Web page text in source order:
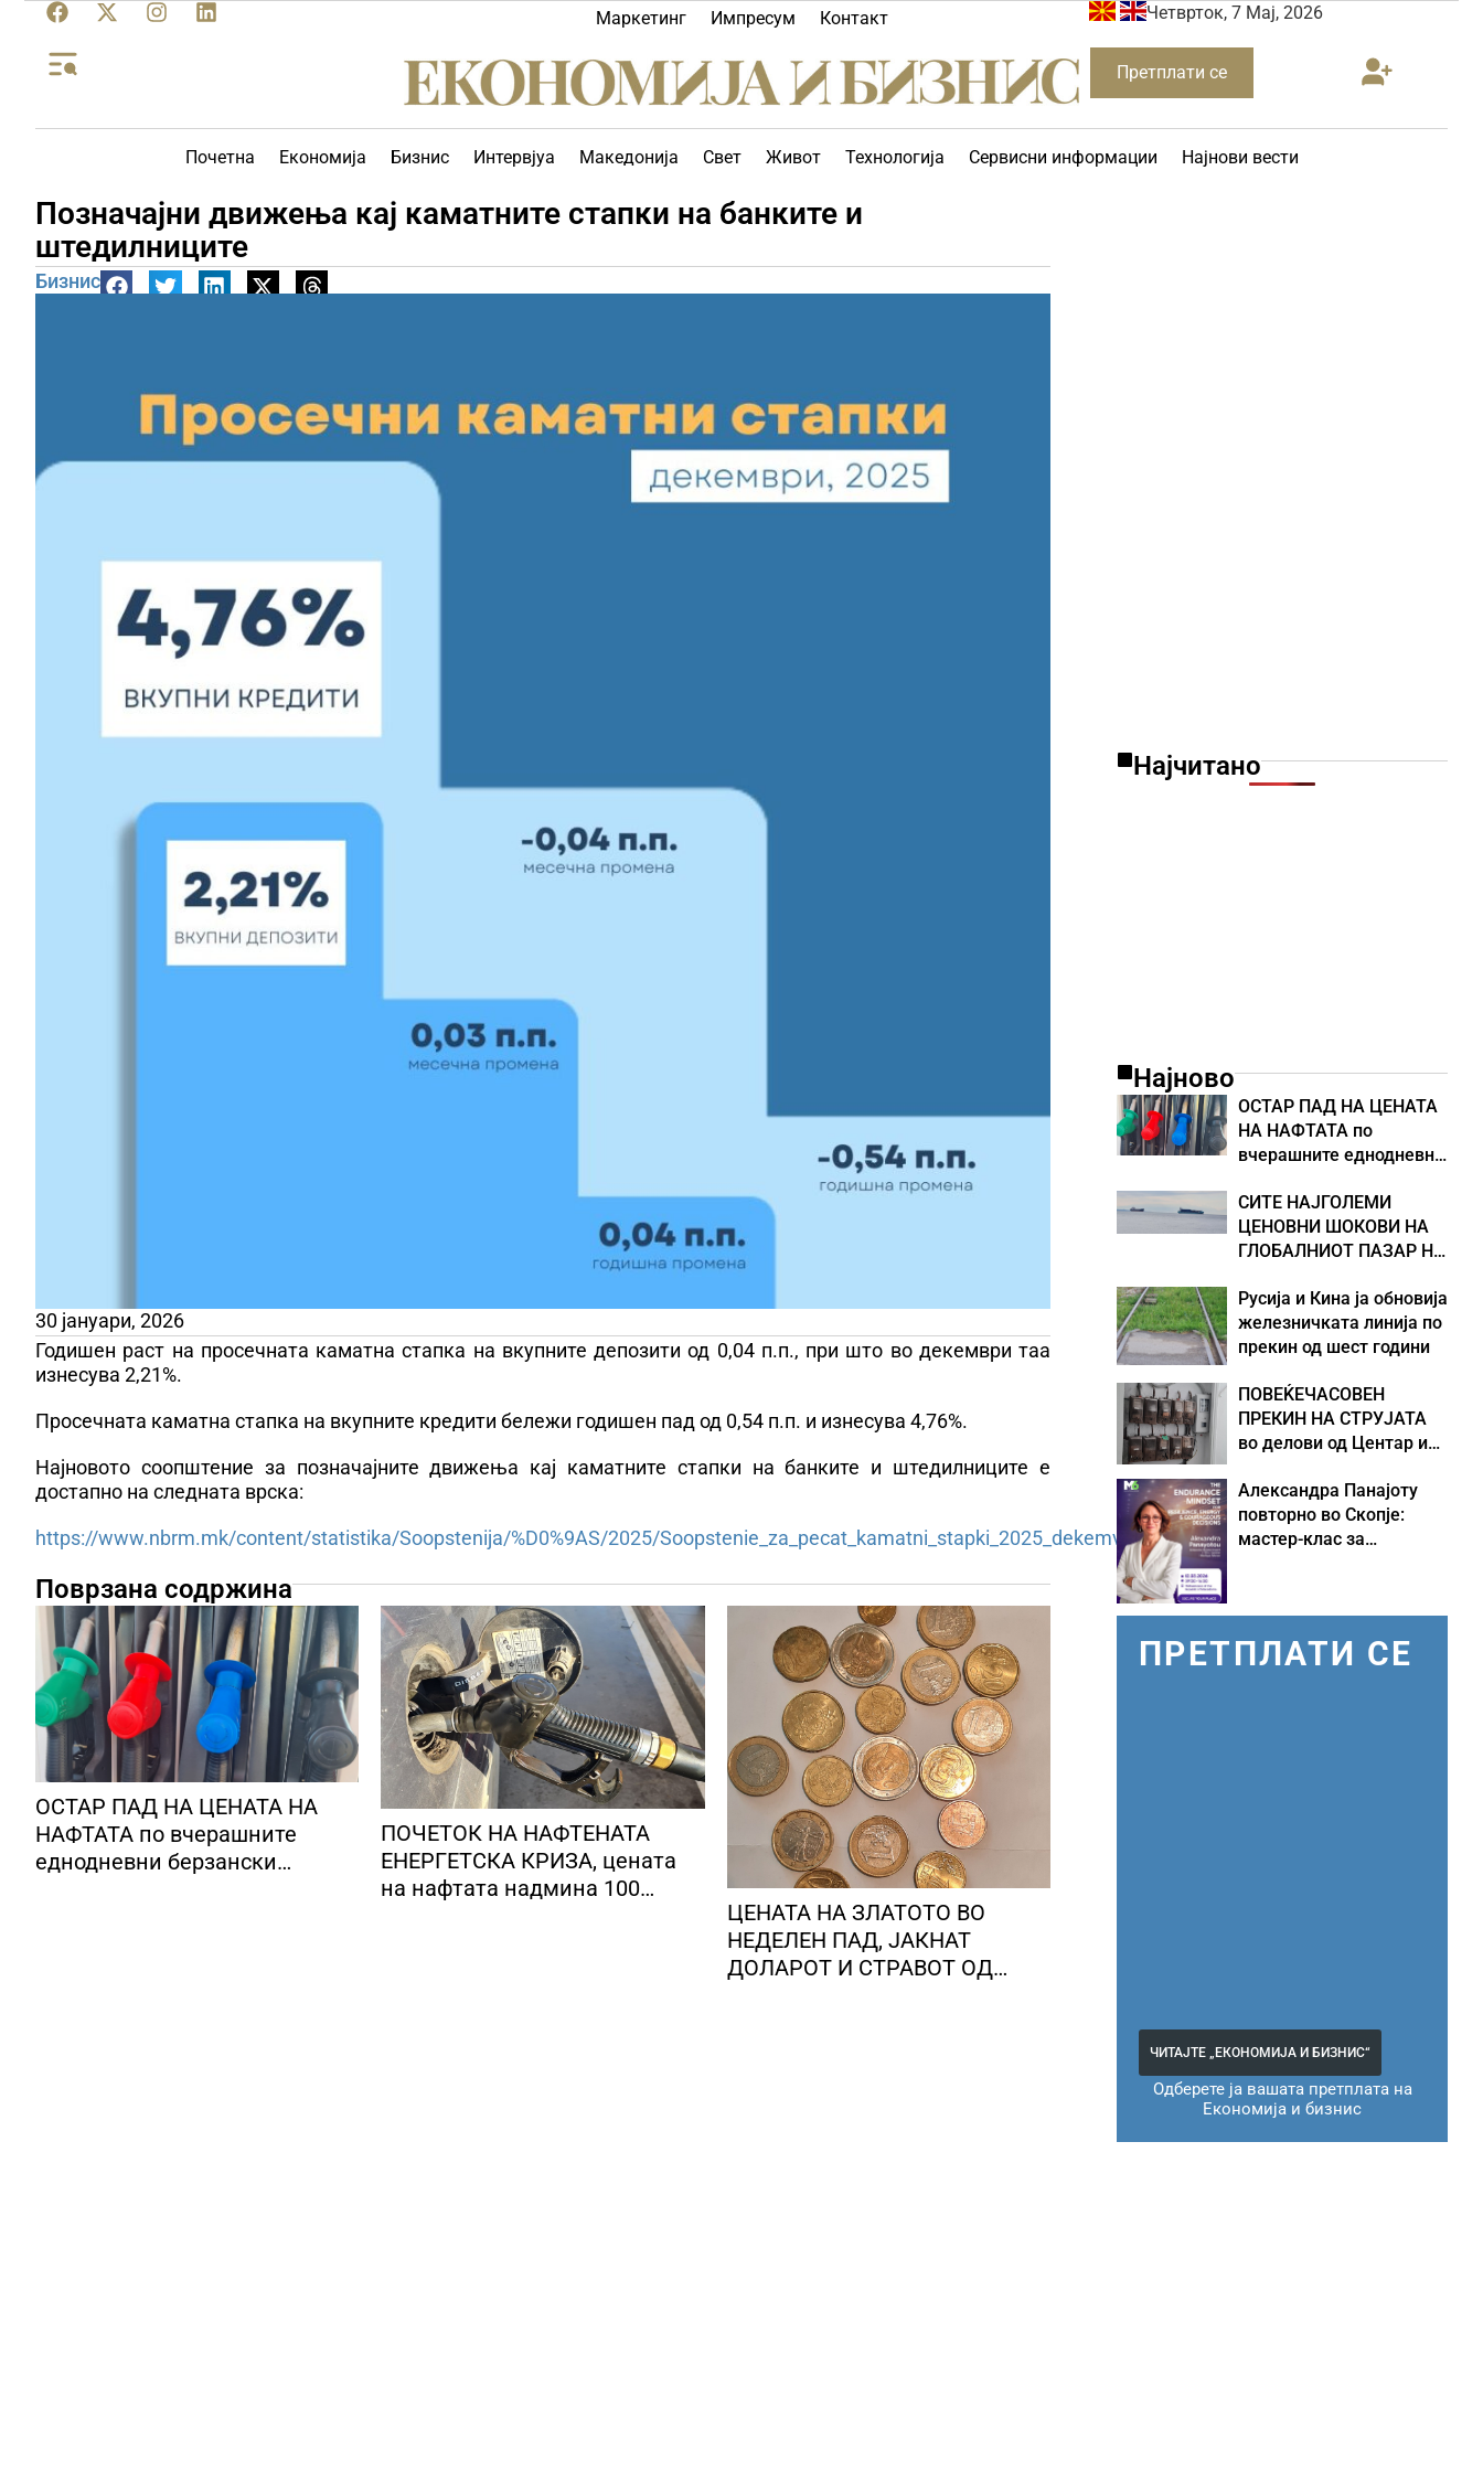
Маркетинг Импресум Контакт Четврток, 7 Мај, 2026
Претплати се
Почетна Економија Бизнис Интервјуа Македонија Свет Живот Технологија Сервисни информации Најнови вести
Позначајни движења кај каматните стапки на банките и
штедилниците
Бизнис
30 јануари, 2026
Годишен раст на просечната каматна стапка на вкупните депозити од 0,04 п.п., при што во декември таа
изнесува 2,21%.
Просечната каматна стапка на вкупните кредити бележи годишен пад од 0,54 п.п. и изнесува 4,76%.
Најновото соопштение за позначајните движења кај каматните стапки на банките и штедилниците е
достапно на следната врска:
https://www.nbrm.mk/content/statistika/Soopstenija/%D0%9AS/2025/Soopstenie_za_pecat_kamatni_stapki_2025_dekemvri_mk.pdf
Поврзана содржина
ОСТАР ПАД НА ЦЕНАТА НА
НАФТАТА по вчерашните
еднодневни берзански
ПОЧЕТОК НА НАФТЕНАТА
ЕНЕРГЕТСКА КРИЗА, цената
на нафтата надмина 100
ЦЕНАТА НА ЗЛАТОТО ВО
НЕДЕЛЕН ПАД, ЈАКНАТ
ДОЛАРОТ И СТРАВОТ ОД
Најчитано
Најново
ОСТАР ПАД НА ЦЕНАТА
НА НАФТАТА по
вчерашните еднодневни
СИТЕ НАЈГОЛЕМИ
ЦЕНОВНИ ШОКОВИ НА
ГЛОБАЛНИОТ ПАЗАР НА
воените конфликти во
Персискиот Залив
Русија и Кина ја обновија
железничката линија по
прекин од шест години
ПОВЕЌЕЧАСОВЕН
ПРЕКИН НА СТРУЈАТА
во делови од Центар и
Александра Панајоту
повторно во Скопје:
мастер-клас за
ПРЕТПЛАТИ СЕ
ЧИТАЈТЕ „ЕКОНОМИЈА И БИЗНИС“
Одберете ја вашата претплата на
Економија и бизнис